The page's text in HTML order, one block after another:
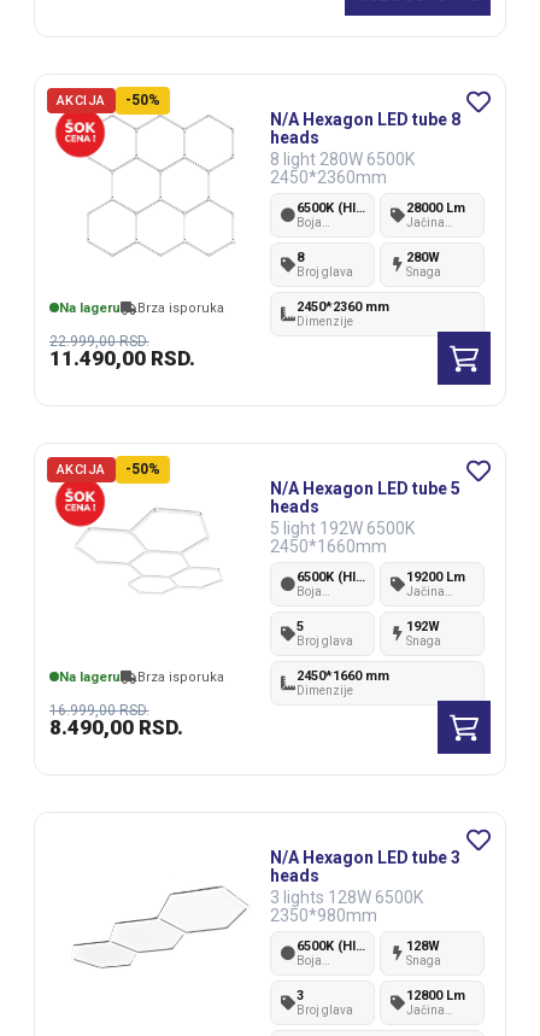
AKCIJA -50%
Na lageru Brza isporuka
22.999,00RSD.
11.490,00 RSD.
N/A Hexagon LED tube 8
heads
8 light 280W 6500K
2450*2360mm
6500K (Hladno bela)
Boja
28000 Lm
Jačina
8
Broj glava
280W
Snaga
2450*2360 mm
Dimenzije
AKCIJA -50%
Na lageru Brza isporuka
16.999,00RSD.
8.490,00 RSD.
N/A Hexagon LED tube 5
heads
5 light 192W 6500K
2450*1660mm
6500K (Hladno bela)
Boja
19200 Lm
Jačina
5
Broj glava
192W
Snaga
2450*1660 mm
Dimenzije
N/A Hexagon LED tube 3
heads
3 lights 128W 6500K
2350*980mm
6500K (Hladno bela)
Boja
128W
Snaga
3
Broj glava
12800 Lm
Jačina